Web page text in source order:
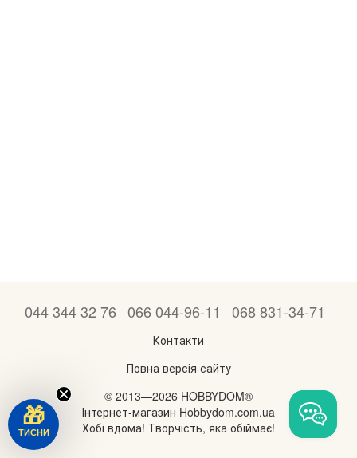
044 344 32 76 066 044-96-11 068 831-34-71
Контакти
Повна версія сайту
© 2013—2026 HOBBYDOM®
Інтернет-магазин Hobbydom.com.ua
Хобі вдома! Творчість, яка обіймає!
🎁
ТИСНИ